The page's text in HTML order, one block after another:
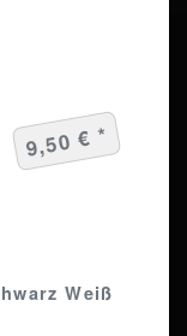
Weiß
9,50 € *